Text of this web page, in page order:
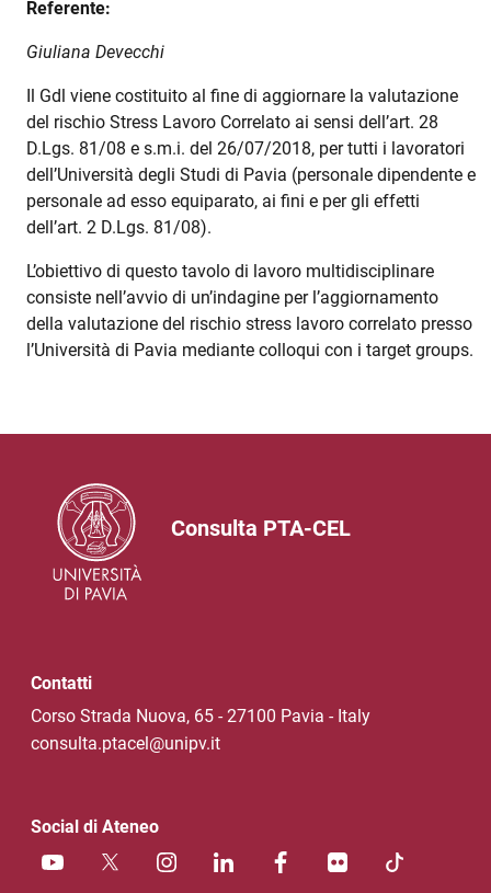
Referente:
Giuliana Devecchi
Il Gdl viene costituito al fine di aggiornare la valutazione
del rischio Stress Lavoro Correlato ai sensi dell’art. 28
D.Lgs. 81/08 e s.m.i. del 26/07/2018, per tutti i lavoratori
dell’Università degli Studi di Pavia (personale dipendente e
personale ad esso equiparato, ai fini e per gli effetti
dell’art. 2 D.Lgs. 81/08).
L’obiettivo di questo tavolo di lavoro multidisciplinare
consiste nell’avvio di un’indagine per l’aggiornamento
della valutazione del rischio stress lavoro correlato presso
l’Università di Pavia mediante colloqui con i target groups.
Consulta PTA-CEL
Contatti
Corso Strada Nuova, 65 - 27100 Pavia - Italy
consulta.ptacel@unipv.it
Social di Ateneo